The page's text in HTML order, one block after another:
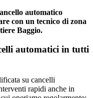
automatico
con un tecnico di zona
Baggio.
automatici in tutti
su cancelli
rapidi anche in